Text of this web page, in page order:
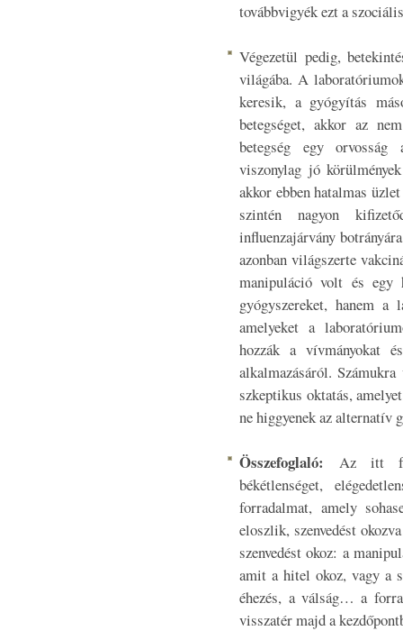
továbbvigyék ezt a
Végezetül pedig,
világába. A
keresik, a gyógyítás
betegséget, akkor az
betegség egy orvosság
viszonylag jó
akkor ebben hatalmas
szintén nagyon
influenzajárvány
azonban világszerte
manipuláció volt és egy
gyógyszereket, hanem a
amelyeket a
hozzák a vívmányokat
alkalmazásáról.
szkeptikus oktatás,
ne higgyenek az alternatív
Összefoglaló:
Az itt
békétlenséget,
forradalmat, amely
eloszlik, szenvedést
szenvedést okoz: a
amit a hitel okoz, vagy a
éhezés, a válság… a
visszatér majd a